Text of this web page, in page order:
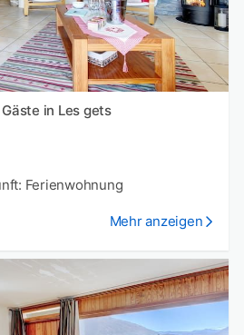
in Les gets
Ferienwohnung
Mehr anzeigen